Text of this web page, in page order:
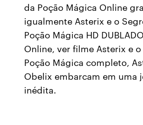
da Poção Mágica Online
igualmente Asterix e o
Poção Mágica HD
Online, ver filme Asterix e
Poção Mágica completo,
Obelix embarcam em uma
inédita.